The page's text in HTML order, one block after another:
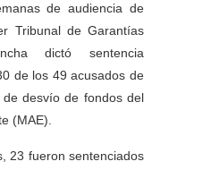
de audiencia de
Tribunal de Garantías
dictó sentencia
de los 49 acusados de
desvío de fondos del
(MAE).
23 fueron sentenciados